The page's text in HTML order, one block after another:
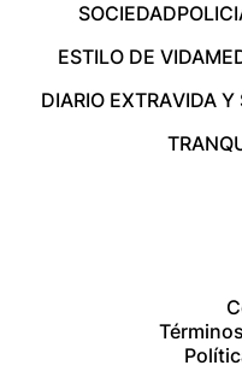
SOCIEDAD
ESTILO DE VIDA
DIARIO EXTRAVIDA Y